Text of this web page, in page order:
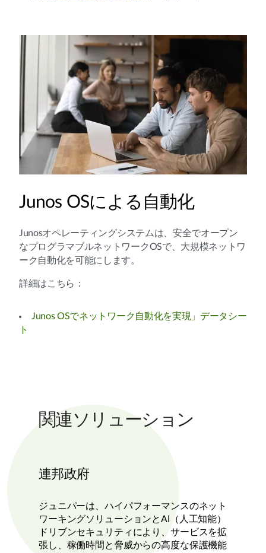
Junos OSによる自動化
Junosオペレーティングシステムは、安全でオープン
なプログラマブルネットワークOSで、大規模ネットワ
ーク自動化を可能にします。
詳細はこちら：
Junos OSでネットワーク自動化を実現」データシー
ト
関連ソリューション
連邦政府
ジュニパーは、ハイパフォーマンスのネット
ワーキングソリューションとAI（人工知能）
ドリブンセキュリティにより、サービスを拡
張し、稼働時間と脅威からの高度な保護機能